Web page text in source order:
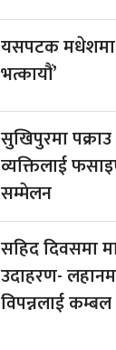
यसपटक मधेशमा
भत्कायौं’
सुखिपुरमा पक्राउ
व्यक्तिलाई
सम्मेलन
सहिद दिवसमा
उदाहरण-
विपन्नलाई